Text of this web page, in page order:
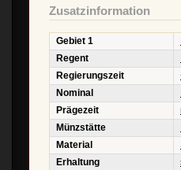
Zusatzinformation
Gebiet 1
Regent
Regierungszeit
Nominal
Prägezeit
Münzstätte
Material
Erhaltung